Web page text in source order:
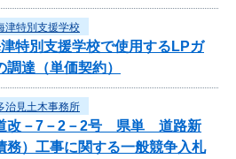
津特別支援学校
特別支援学校で使用するLPガ
達（単価契約）
治見土木事務所
道改－7－2－2号 県単 道路新
務）工事に関する一般競争入札